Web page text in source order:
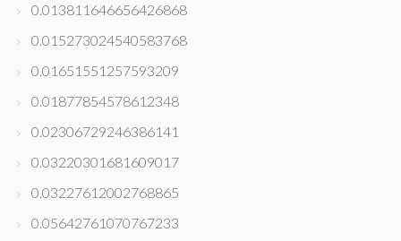
0.013811646656426868
0.015273024540583768
0.01651551257593209
0.01877854578612348
0.02306729246386141
0.03220301681609017
0.03227612002768865
0.05642761070767233